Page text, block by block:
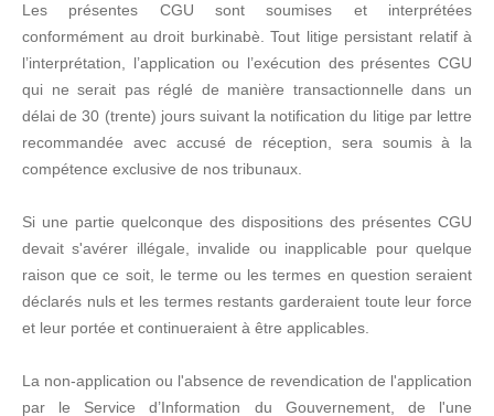
Les présentes CGU sont soumises et interprétées
conformément au droit burkinabè. Tout litige persistant relatif à
l’interprétation, l’application ou l’exécution des présentes CGU
qui ne serait pas réglé de manière transactionnelle dans un
délai de 30 (trente) jours suivant la notification du litige par lettre
recommandée avec accusé de réception, sera soumis à la
compétence exclusive de nos tribunaux.
Si une partie quelconque des dispositions des présentes CGU
devait s'avérer illégale, invalide ou inapplicable pour quelque
raison que ce soit, le terme ou les termes en question seraient
déclarés nuls et les termes restants garderaient toute leur force
et leur portée et continueraient à être applicables.
La non-application ou l'absence de revendication de l'application
par le Service d’Information du Gouvernement, de l'une